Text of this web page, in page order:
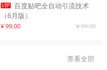
 百度贴吧全自动引流技术
（6月版）
¥ 99.00 ¥ 99.00
查看全部